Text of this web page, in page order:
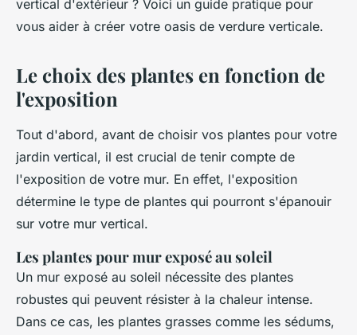
vertical d'extérieur ? Voici un guide pratique pour
vous aider à créer votre oasis de verdure verticale.
Le choix des plantes en fonction de
l'exposition
Tout d'abord, avant de choisir vos plantes pour votre
jardin vertical, il est crucial de tenir compte de
l'exposition de votre mur. En effet, l'exposition
détermine le type de plantes qui pourront s'épanouir
sur votre mur vertical.
Les plantes pour mur exposé au soleil
Un mur exposé au soleil nécessite des plantes
robustes qui peuvent résister à la chaleur intense.
Dans ce cas, les plantes grasses comme les sédums,